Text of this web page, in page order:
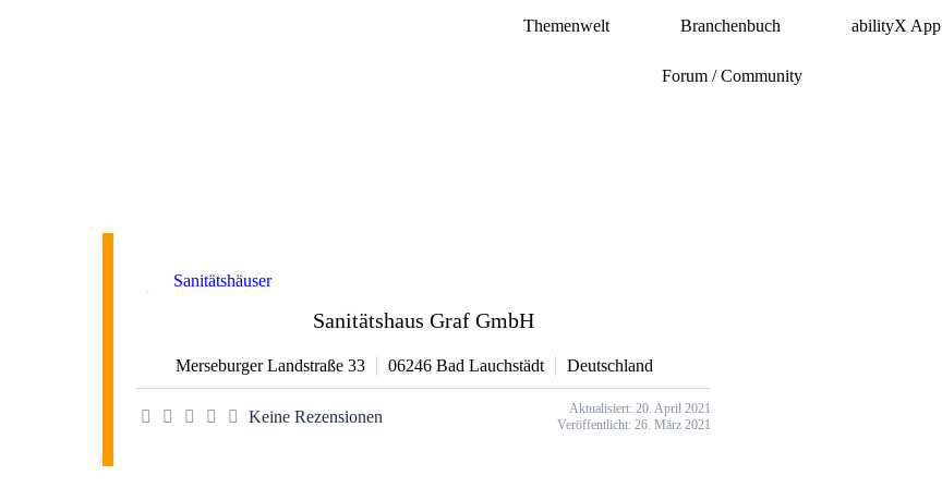
Themenwelt Branchenbuch abilityX App
Forum / Community
Favorit
Sanitätshäuser
Sanitätshaus Graf GmbH
Merseburger Landstraße 33 06246 Bad Lauchstädt Deutschland
Keine Rezensionen
Aktualisiert: 20. April 2021
Veröffentlicht: 26. März 2021